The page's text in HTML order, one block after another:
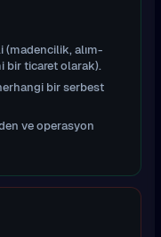
alım-
bir ticaret olarak).
bir serbest
ve operasyon